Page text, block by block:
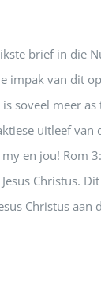
brief in die
impak van dit
soveel meer
uitleef
en jou!
Christus.
Christus